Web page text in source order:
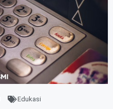
Edukasi